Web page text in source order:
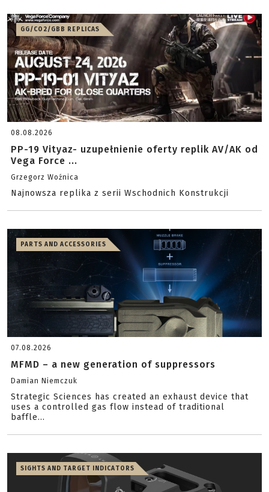
GG/CO2/GBB REPLICAS
08.08.2026
PP-19 Vityaz- uzupełnienie oferty replik AV/AK od
Vega Force ...
Grzegorz Woźnica
Najnowsza replika z serii Wschodnich Konstrukcji
PARTS AND ACCESSORIES
07.08.2026
MFMD – a new generation of suppressors
Damian Niemczuk
Strategic Sciences has created an exhaust device that
uses a controlled gas flow instead of traditional
baffle...
SIGHTS AND TARGET INDICATORS